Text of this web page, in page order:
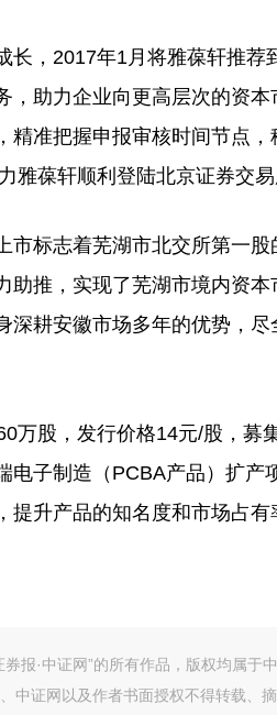
长，2017年1月将雅葆轩推
，助力企业向更高层次的资
精准把握申报审核时间节点
雅葆轩顺利登陆北京证券交易
市标志着芜湖市北交所第一
助推，实现了芜湖市境内资
耕安徽市场多年的优势，尽
万股，发行价格14元/股，募
电子制造（PCBA产品）扩
提升产品的知名度和市场占
报·中证网”的所有作品，版权均属于
中证网以及作者书面授权不得转载、